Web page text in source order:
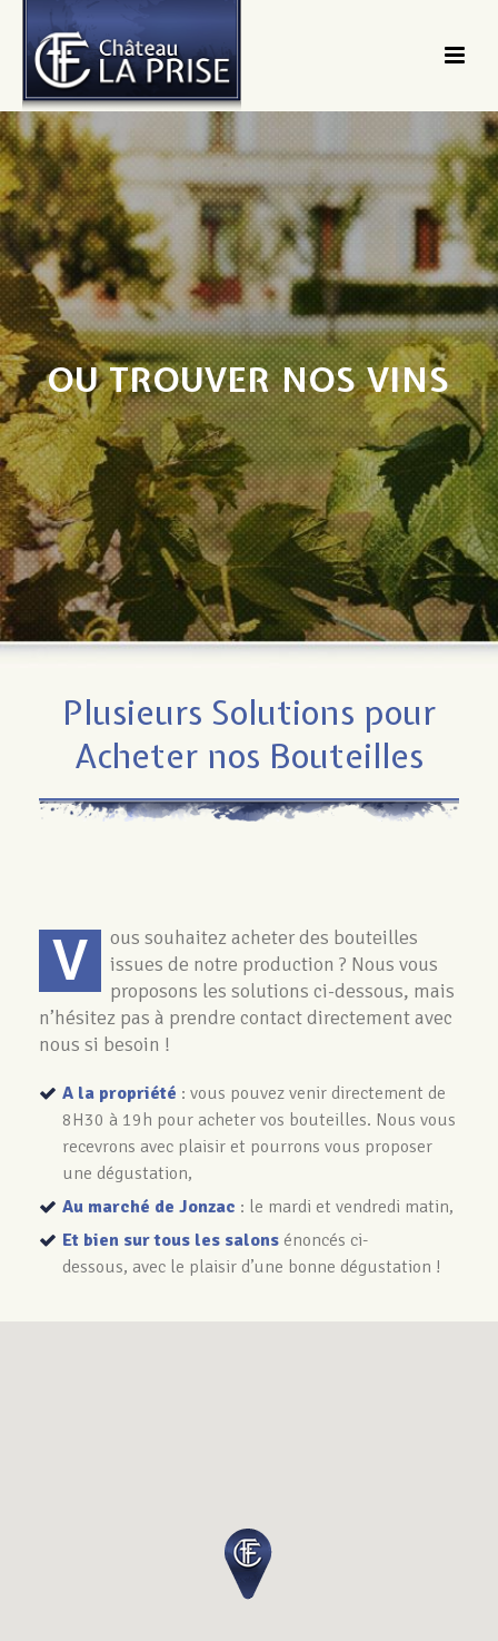
OU TROUVER NOS VINS
Plusieurs Solutions pour
Acheter nos Bouteilles
V
ous souhaitez acheter des bouteilles
issues de notre production ? Nous vous
proposons les solutions ci-dessous, mais
n’hésitez pas à prendre contact directement avec
nous si besoin !
A la propriété : vous pouvez venir directement de
8H30 à 19h pour acheter vos bouteilles. Nous vous
recevrons avec plaisir et pourrons vous proposer
une dégustation,
Au marché de Jonzac : le mardi et vendredi matin,
Et bien sur tous les salons énoncés ci-
dessous, avec le plaisir d’une bonne dégustation !